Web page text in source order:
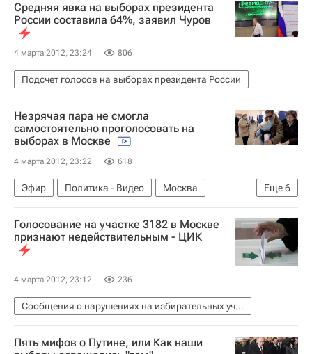
Средняя явка на выборах президента
России составила 64%, заявил Чуров
4 марта 2012, 23:24 806
Подсчет голосов на выборах президента России
Незрячая пара не смогла
самостоятельно проголосовать на
выборах в Москве
4 марта 2012, 23:22 618
Еще6
Эфир Политика - Видео
Москва
Президент РФ
Выборы
Голосование
Голосование на выборах президента России
Видео
Голосование на участке 3182 в Москве
признают недействительным - ЦИК
4 марта 2012, 23:12 236
Сообщения о нарушениях на избирательных участках
Пять мифов о Путине, или Как наши